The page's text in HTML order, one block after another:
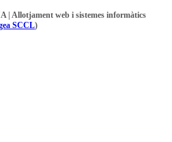
Allotjament web i sistemes informàtics
SCCL)